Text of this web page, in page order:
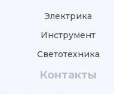
Электрика
Инструмент
Светотехника
Контакты